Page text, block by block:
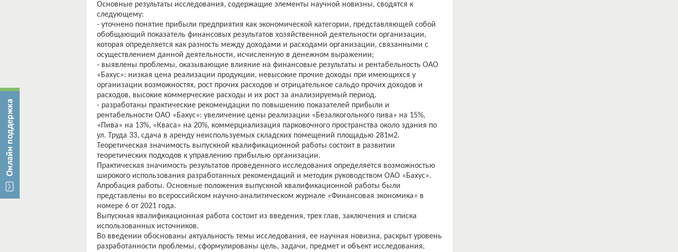
Основные результаты исследования, содержащие элементы научной новизны, сводятся к
следующему:
- уточнено понятие прибыли предприятия как экономической категории, представляющей собой
обобщающий показатель финансовых результатов хозяйственной деятельности организации,
которая определяется как разность между доходами и расходами организации, связанными с
осуществлением данной деятельности, исчисленную в денежном выражении;
- выявлены проблемы, оказывающие влияние на финансовые результаты и рентабельность ОАО
«Бахус»: низкая цена реализации продукции, невысокие прочие доходы при имеющихся у
организации возможностях, рост прочих расходов и отрицательное сальдо прочих доходов и
расходов, высокие коммерческие расходы и их рост за анализируемый период.
- разработаны практические рекомендации по повышению показателей прибыли и
рентабельности ОАО «Бахус»: увеличение цены реализации «Безалкогольного пива» на 15%,
«Пива» на 13%, «Кваса» на 20%, коммерциализация парковочного пространства около здания по
ул. Труда 33, сдача в аренду неиспользуемых складских помещений площадью 281м2.
Теоретическая значимость выпускной квалификационной работы состоит в развитии
теоретических подходов к управлению прибылью организации.
Практическая значимость результатов проведенного исследования определяется возможностью
широкого использования разработанных рекомендаций и методик руководством ОАО «Бахус».
Апробация работы. Основные положения выпускной квалификационной работы были
представлены во всероссийском научно-аналитическом журнале «Финансовая экономика» в
номере 6 от 2021 года.
Выпускная квалификационная работа состоит из введения, трех глав, заключения и списка
использованных источников.
Во введении обоснованы актуальность темы исследования, ее научная новизна, раскрыт уровень
разработанности проблемы, сформулированы цель, задачи, предмет и объект исследования,